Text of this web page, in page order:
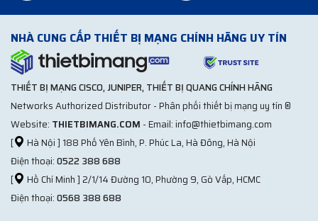
NHÀ CUNG CẤP THIẾT BỊ MẠNG CHÍNH HÃNG UY TÍN
THIẾT BỊ MẠNG CISCO, JUNIPER, THIẾT BỊ QUANG CHÍNH HÃNG
Networks Authorized Distributor - Phân phối thiết bị mạng uy tín ®
Website: THIETBIMANG.COM - Email: info@thietbimang.com
[
Hà Nội ] 188 Phố Yên Bình, P. Phúc La, Hà Đông, Hà Nội
Điện thoại:0522 388 688
[
Hồ Chí Minh ] 2/1/14 Đường 10, Phường 9, Gò Vấp, HCMC
Điện thoại:0568 388 688